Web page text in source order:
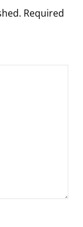
Required